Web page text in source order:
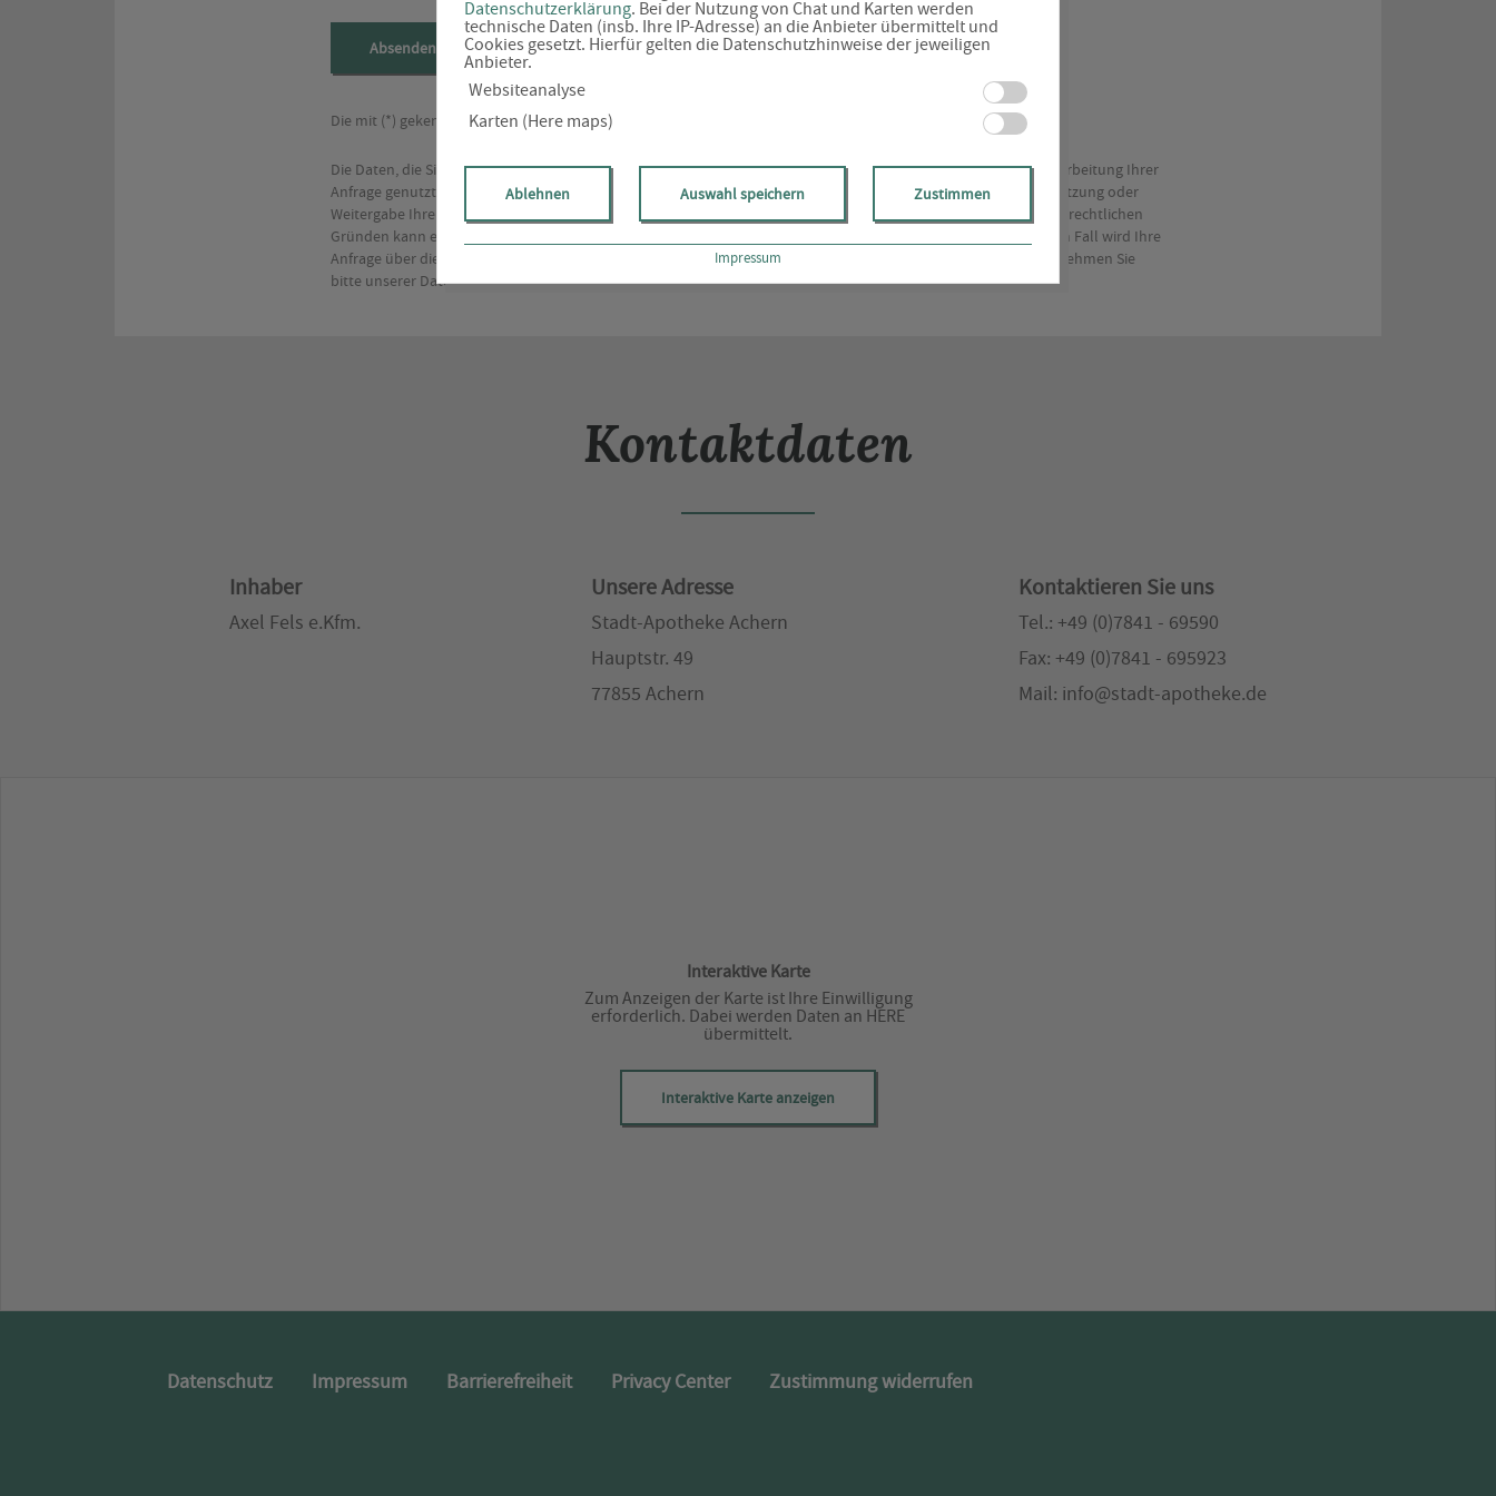
Datenschutzerklärung. Bei der Nutzung von Chat und Karten werden
technische Daten (insb. Ihre IP-Adresse) an die Anbieter übermittelt und
Cookies gesetzt. Hierfür gelten die Datenschutzhinweise der jeweiligen
Anbieter.
Websiteanalyse
Karten (Here maps)
Ablehnen Auswahl speichern Zustimmen
Impressum
Absenden
Die mit (*) gekennzeichneten Daten müssen angegeben werden.
Die Daten, die Sie hier eingeben, werden an den von Ihnen gewählten Ansprechpartner übermittelt und zur Bearbeitung Ihrer
Anfrage genutzt. Dabei kann eine Weitergabe an die zuständige Fachabteilung im Haus erfolgen. Eine andere Nutzung oder
Weitergabe Ihrer Daten außer zum Zweck der Beantwortung Ihrer Anfrage erfolgt nicht. Zum Beispiel aus steuerrechtlichen
Gründen kann eine Speicherung Ihrer Anfrage für die gesetzliche Aufbewahrungsfrist erforderlich sein, in diesem Fall wird Ihre
Anfrage über die für die unmittelbar nötige Bearbeitung hinaus elektronisch gespeichert. Weitere Hinweise entnehmen Sie
bitte unserer Datenschutzerklärung.
Kontaktdaten
Inhaber
Axel Fels e.Kfm.
Unsere Adresse
Stadt-Apotheke Achern
Hauptstr. 49
77855 Achern
Kontaktieren Sie uns
Tel.: +49 (0)7841 - 69590
Fax: +49 (0)7841 - 695923
Mail: info@stadt-apotheke.de
Interaktive Karte
Zum Anzeigen der Karte ist Ihre Einwilligung
erforderlich. Dabei werden Daten an HERE
übermittelt.
Interaktive Karte anzeigen
Datenschutz Impressum Barrierefreiheit Privacy Center Zustimmung widerrufen